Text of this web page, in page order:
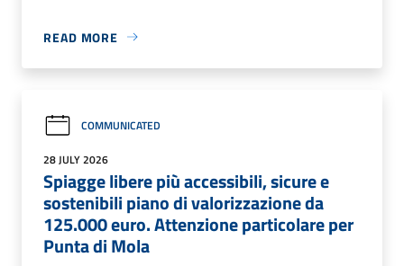
READ MORE
COMMUNICATED
28 JULY 2026
Spiagge libere più accessibili, sicure e
sostenibili piano di valorizzazione da
125.000 euro. Attenzione particolare per
Punta di Mola